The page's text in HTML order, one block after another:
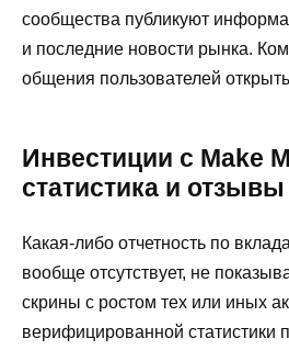
сообщества публикуют
и последние новости рынка.
общения пользователей
Инвестиции с Make
статистика и
Какая-либо отчетность по
вообще отсутствует, не
скрины с ростом тех или иных
верифицированной статистики